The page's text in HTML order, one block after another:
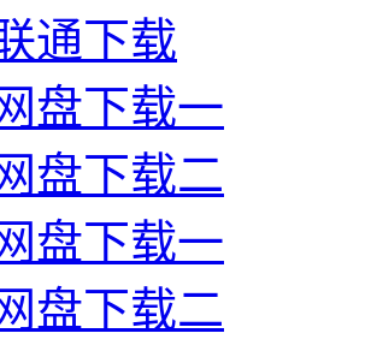
通下载
盘下载一
盘下载二
盘下载一
盘下载二